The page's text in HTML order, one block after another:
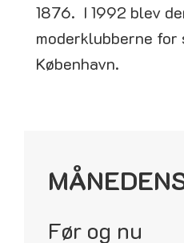
1876. I 1992 blev
moderklubberne for
København.
Før og nu